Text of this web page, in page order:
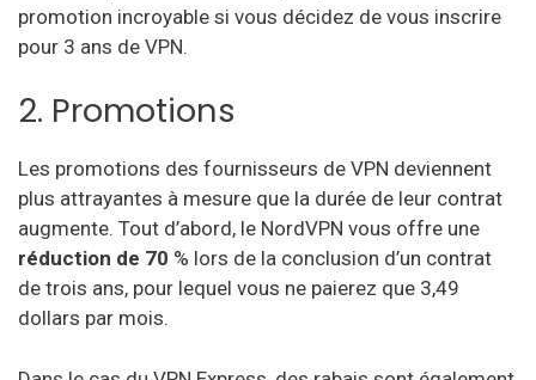
promotion incroyable si vous décidez de vous inscrire
pour 3 ans de VPN.
2. Promotions
Les promotions des fournisseurs de VPN deviennent
plus attrayantes à mesure que la durée de leur contrat
augmente. Tout d’abord, le NordVPN vous offre une
réduction de 70 % lors de la conclusion d’un contrat
de trois ans, pour lequel vous ne paierez que 3,49
dollars par mois.